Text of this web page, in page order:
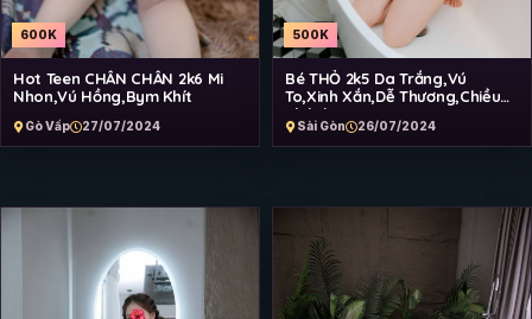
600K
Hot Teen CHÂN CHÂN 2k6 Mi
Nhon,Vú Hồng,Bym Khít
Gò Vấp 27/07/2024
500K
Bé THỎ 2k5 Da Trắng,Vú
To,Xinh Xắn,Dễ Thương,Chiều
Khách
Sài Gòn 26/07/2024